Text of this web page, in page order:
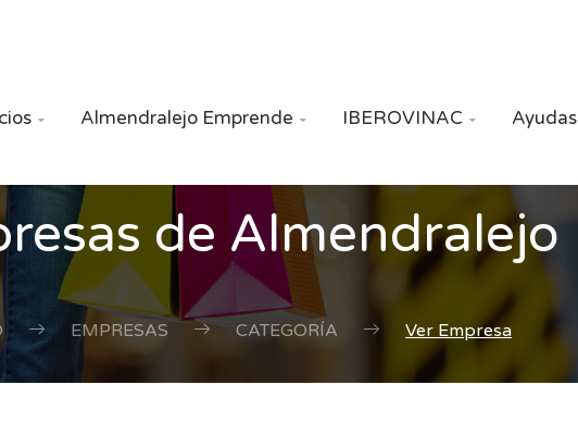
 Almendralejo Emprende  IBEROVINAC  Ayudas
de Almendralejo
EMPRESAS CATEGORÍA Ver Empresa